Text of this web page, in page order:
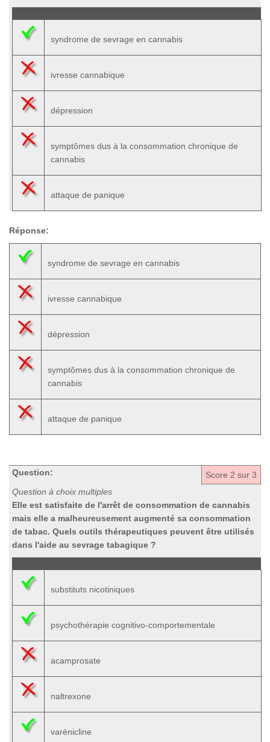
syndrome de sevrage en cannabis
ivresse cannabique
dépression
symptômes dus à la consommation chronique de
cannabis
attaque de panique
Réponse:
syndrome de sevrage en cannabis
ivresse cannabique
dépression
symptômes dus à la consommation chronique de
cannabis
attaque de panique
Score 2 sur 3
Question:
Question à choix multiples
Elle est satisfaite de l'arrêt de consommation de cannabis
mais elle a malheureusement augmenté sa consommation
de tabac. Quels outils thérapeutiques peuvent être utilisés
dans l'aide au sevrage tabagique ?
substituts nicotiniques
psychothérapie cognitivo-comportementale
acamprosate
naltrexone
varénicline